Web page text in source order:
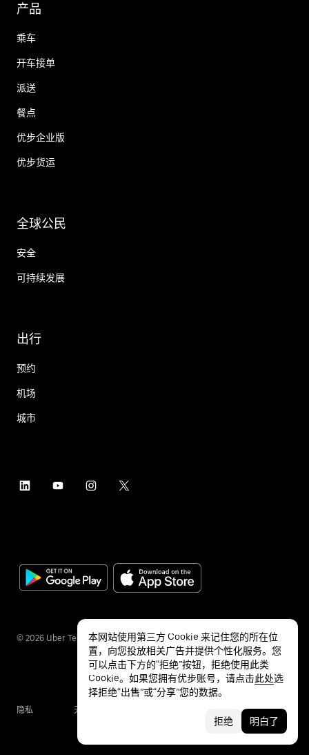
产品
乘车
开车接单
派送
餐点
优步企业版
优步货运
全球公民
安全
可持续发展
出行
预约
机场
城市
© 2026 Uber Technologies Inc.
隐私 无障碍服务
本网站使用第三方 Cookie 来记住您的所在位
置，向您投放相关广告并提供个性化服务。您
可以点击下方的“拒绝”按钮，拒绝使用此类
Cookie。如果您拥有优步账号，请点击此处选
择拒绝“出售”或“分享”您的数据。
拒绝 明白了